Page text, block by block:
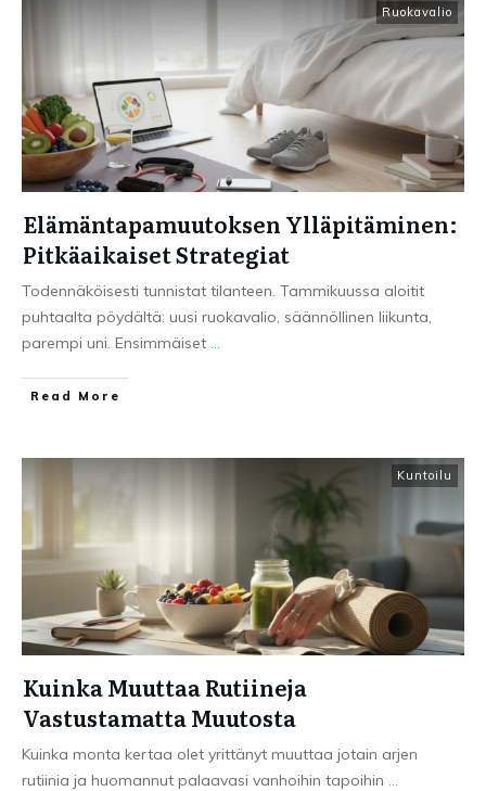
Ruokavalio
Elämäntapamuutoksen Ylläpitäminen:
Pitkäaikaiset Strategiat
Todennäköisesti tunnistat tilanteen. Tammikuussa aloitit
puhtaalta pöydältä: uusi ruokavalio, säännöllinen liikunta,
parempi uni. Ensimmäiset ...
Read More
Kuntoilu
Kuinka Muuttaa Rutiineja
Vastustamatta Muutosta
Kuinka monta kertaa olet yrittänyt muuttaa jotain arjen
rutiinia ja huomannut palaavasi vanhoihin tapoihin ...